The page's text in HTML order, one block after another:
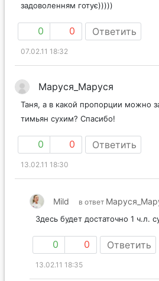
задоволенням готує)))))
0 0 Ответить
07.02.11 18:32
Маруся_Маруся
Таня, а в какой пропорции можно
тимьян сухим? Спасибо!
0 0 Ответить
13.02.11 18:30
Mild в ответ
Здесь будет достаточно 1 ч.л.
0 0 Ответить
13.02.11 18:35